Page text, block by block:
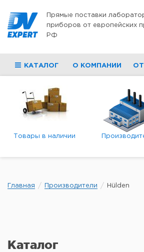
Прямые поставки
приборов от европейских
РФ
КАТАЛОГ О КОМПАНИИ
Товары в наличии
Главная Производители Hülden
Каталог